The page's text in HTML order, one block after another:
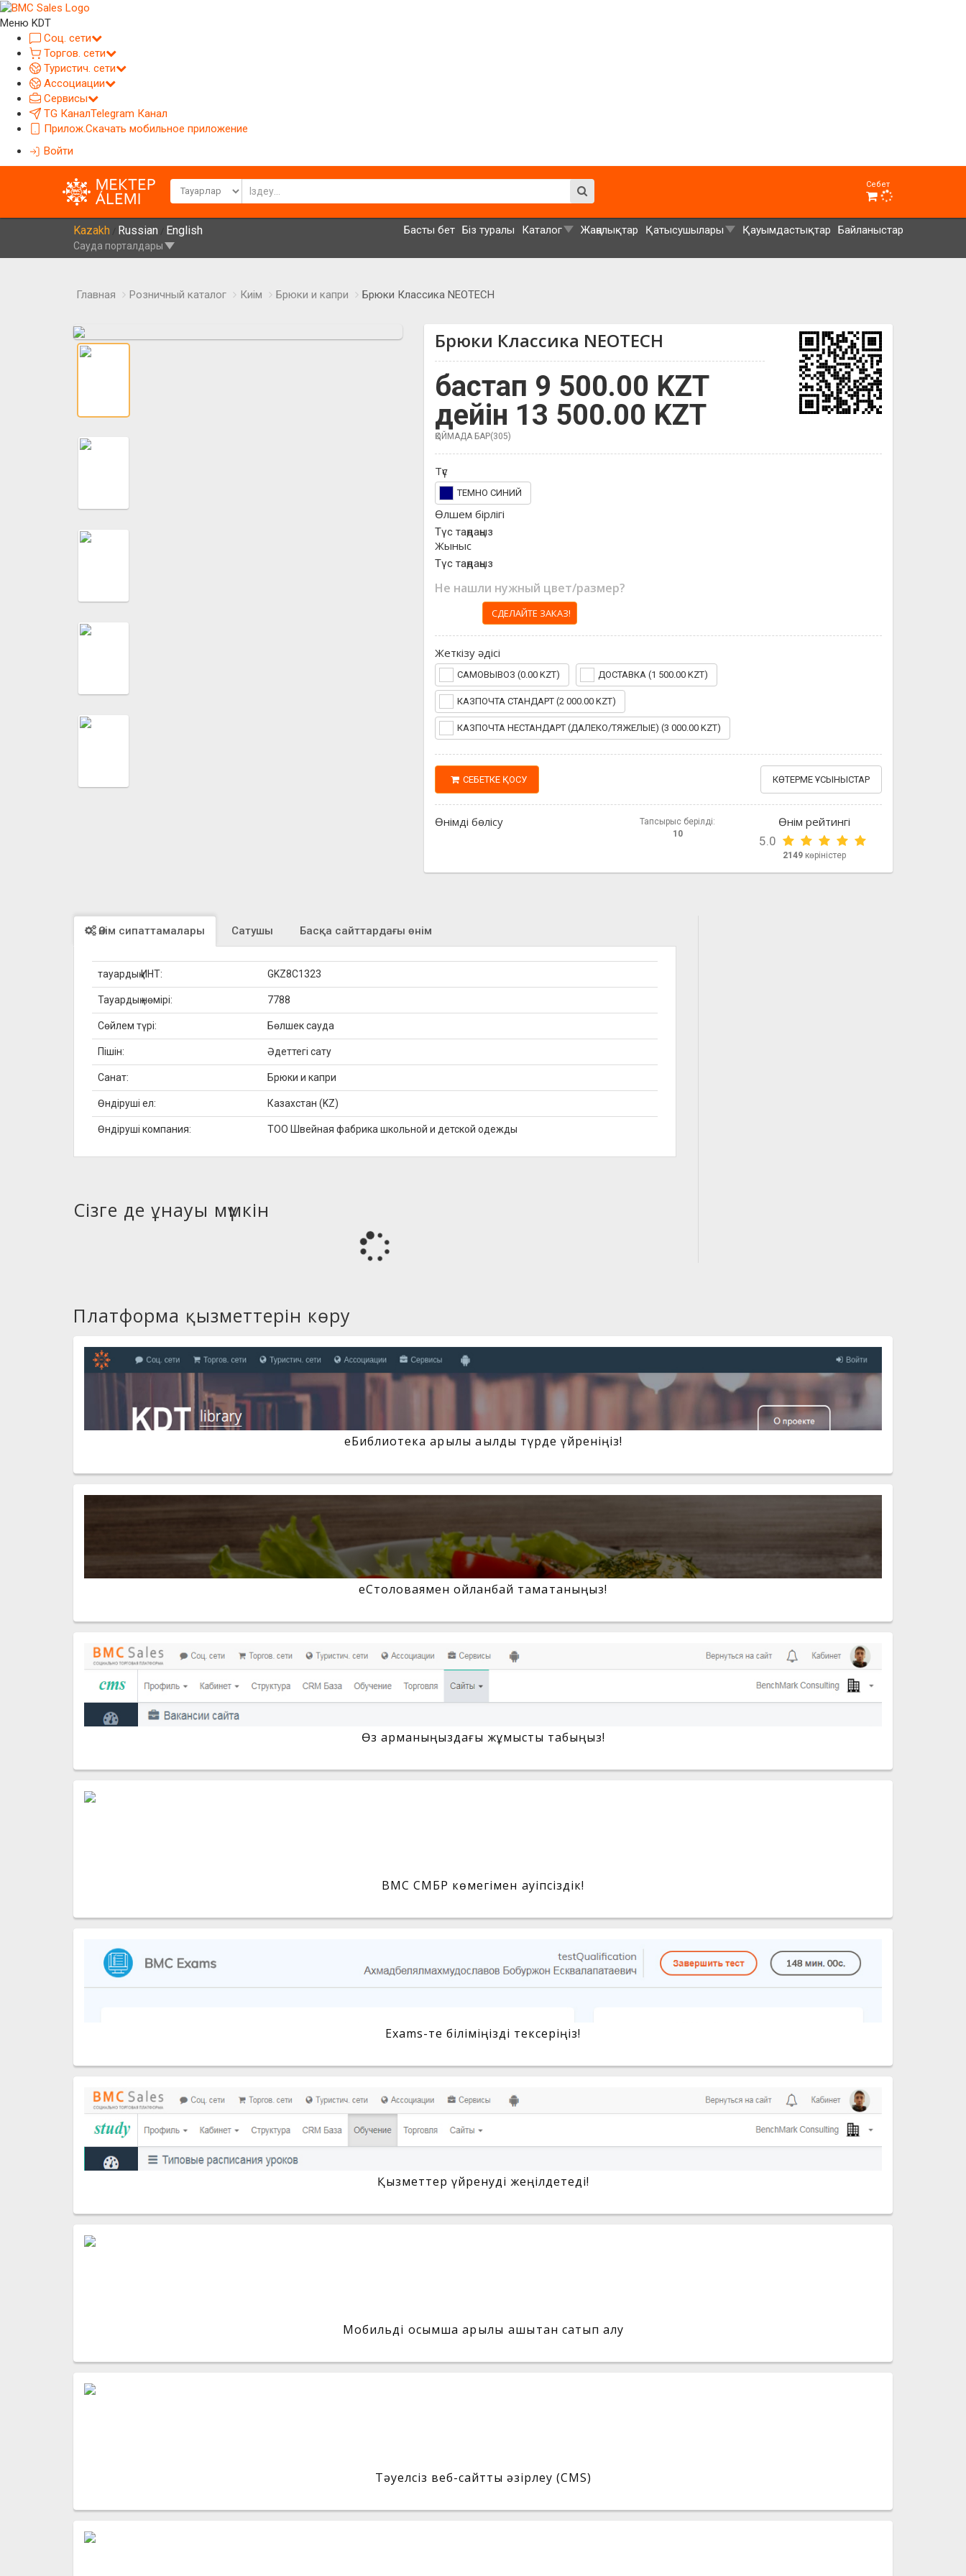
Меню KDT
Соц. сети
Торгов. сети
Туристич. сети
Ассоциации
Сервисы
TG КаналTelegram Канал
Прилож.Скачать мобильное приложение
Войти
Себет
Kazakh / Russian / English
Сауда порталдары
Басты бет Біз туралы Каталог Жаңалықтар Қатысушылары Қауымдастықтар Байланыстар
Главная Розничный каталог Киім Брюки и капри Брюки Классика NEOTECH
Брюки Классика NEOTECH
бастап 9 500.00 KZT
дейін 13 500.00 KZT
ҚОЙМАДА БАР(305)
Түс
ТЕМНО СИНИЙ
Өлшем бірлігі
Түс таңдаңыз
Жыныс
Түс таңдаңыз
Не нашли нужный цвет/размер?
СДЕЛАЙТЕ ЗАКАЗ!
Жеткізу әдісі
САМОВЫВОЗ (0.00 KZT) ДОСТАВКА (1 500.00 KZT)
КАЗПОЧТА СТАНДАРТ (2 000.00 KZT)
КАЗПОЧТА НЕСТАНДАРТ (ДАЛЕКО/ТЯЖЕЛЫЕ) (3 000.00 KZT)
СЕБЕТКЕ ҚОСУ КӨТЕРМЕ ҰСЫНЫСТАР
Өнімді бөлісу
Тапсырыс берілді:
10
Өнім рейтингі
5.0
2149 көріністер
Өнім сипаттамалары Сатушы Басқа сайттардағы өнім
тауардың ИНТ: GKZ8C1323
Тауардың нөмірі: 7788
Сөйлем түрі: Бөлшек сауда
Пішін: Әдеттегі сату
Санат: Брюки и капри
Өндіруші ел: Казахстан (KZ)
Өндіруші компания: ТОО Швейная фабрика школьной и детской одежды
Сізге де ұнауы мүмкін
Платформа қызметтерін көру
eБиблиотека арқылы ақылды түрде үйреніңіз!
еСтоловаямен ойланбай тамақтаныңыз!
Өз арманыңыздағы жұмысты табыңыз!
BMC СМБР көмегімен қауіпсіздік!
Exams-те біліміңізді тексеріңіз!
Қызметтер үйренуді жеңілдетеді!
Мобильді қосымша арқылы қашықтан сатып алу
Тәуелсіз веб-сайтты әзірлеу (CMS)